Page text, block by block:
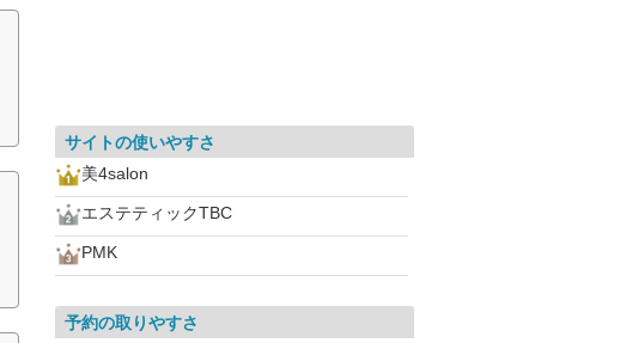
サイトの使いやすさ
美4salon
エステティックTBC
PMK
予約の取りやすさ